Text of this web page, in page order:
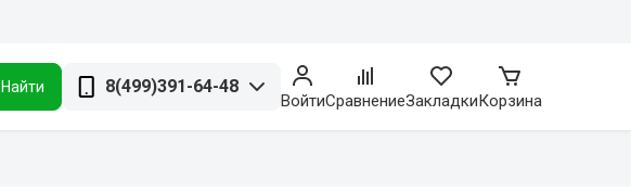
Найти 8(499)391-64-48
ВойтиСравнениеЗакладкиКорзина